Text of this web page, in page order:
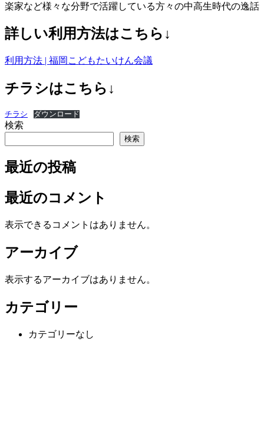
楽家など様々な分野で活躍している方々の中高生時代の逸話
詳しい利用方法はこちら↓
利用方法 | 福岡こどもたいけん会議
チラシはこちら↓
チラシ ダウンロード
検索
検索
最近の投稿
最近のコメント
表示できるコメントはありません。
アーカイブ
表示するアーカイブはありません。
カテゴリー
カテゴリーなし